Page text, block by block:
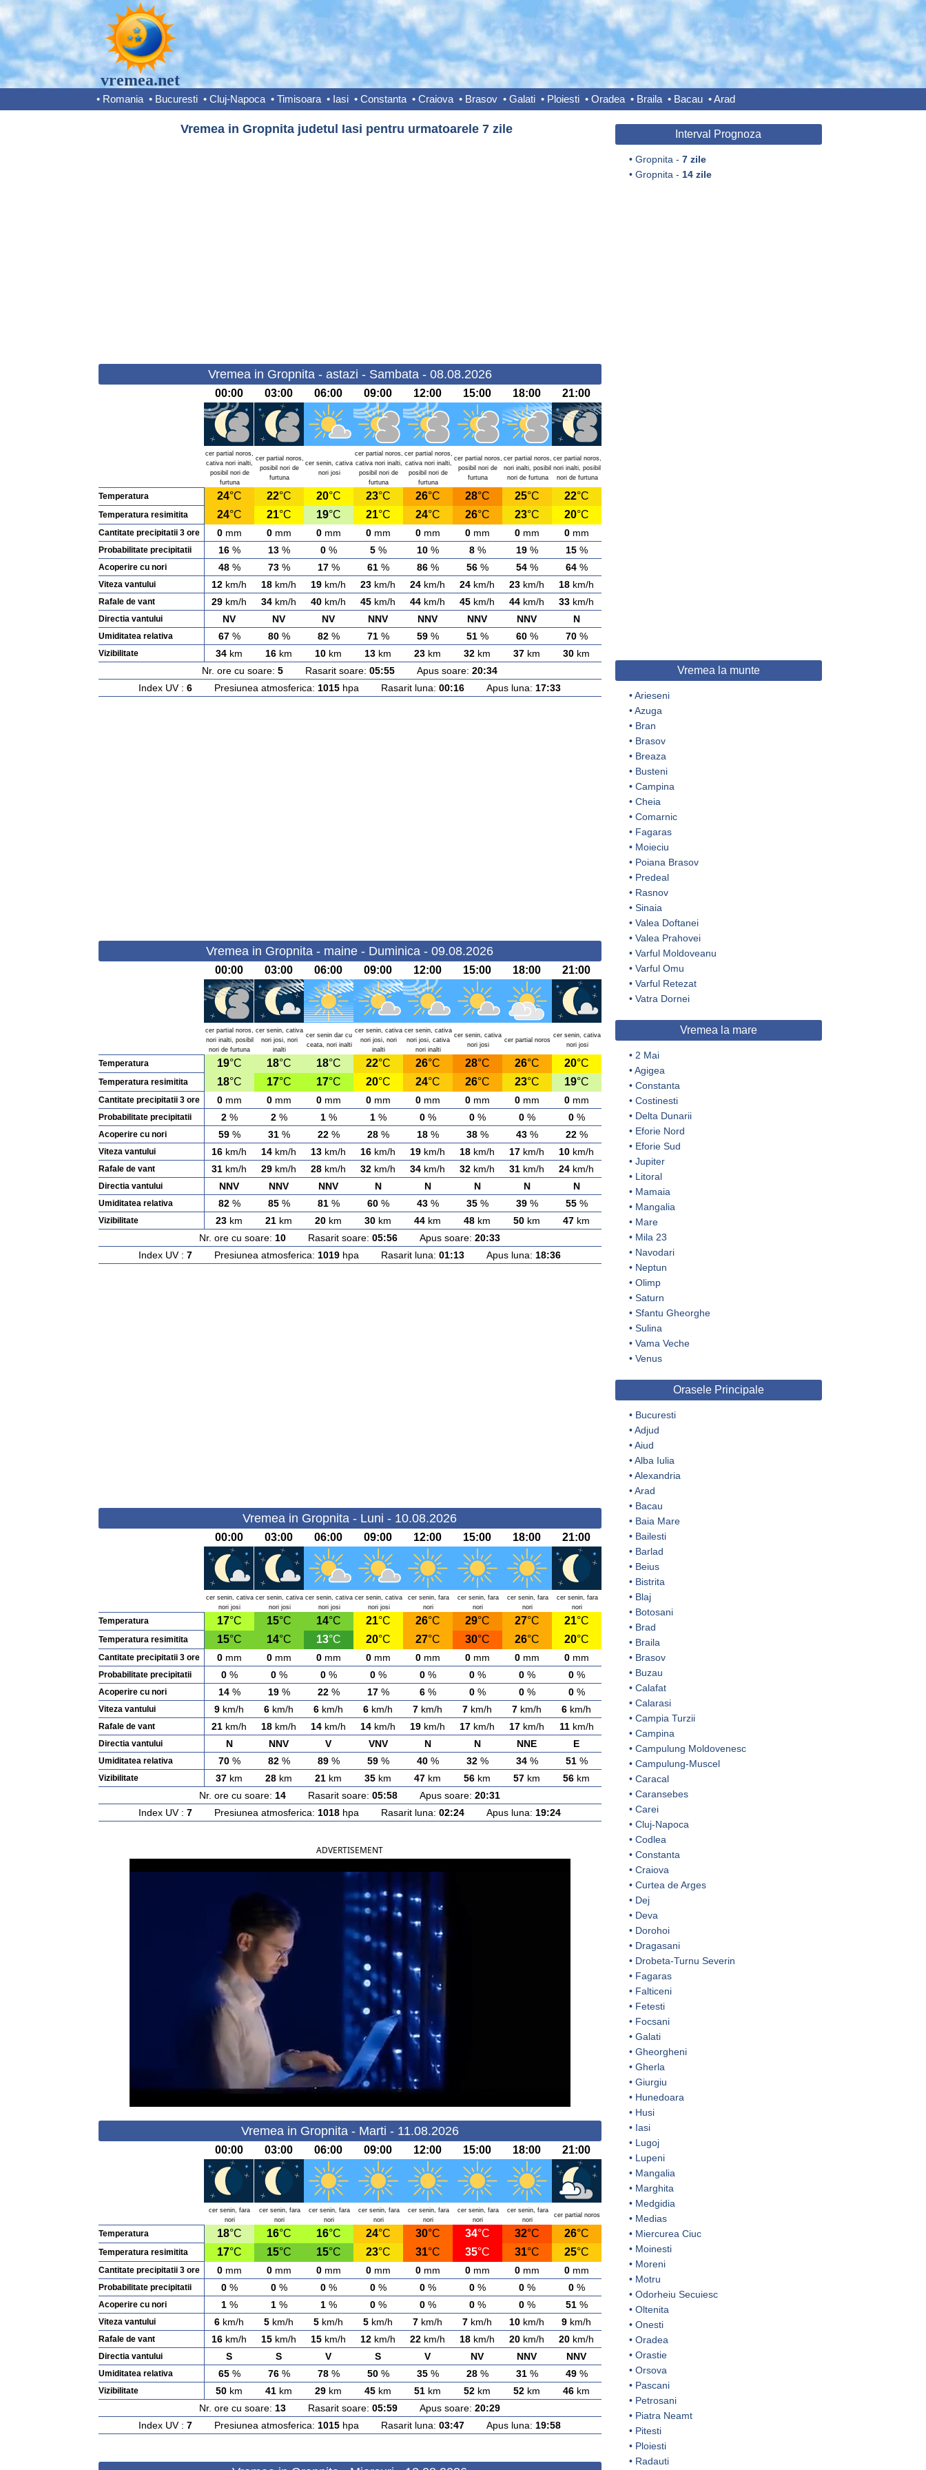
vremea.net
• Romania • Bucuresti • Cluj-Napoca • Timisoara • Iasi • Constanta • Craiova • Brasov • Galati • Ploiesti • Oradea • Braila • Bacau •Arad
Vremea in Gropnita judetul Iasi pentru urmatoarele 7 zile
Vremea in Gropnita - astazi - Sambata - 08.08.2026
00:00 03:00 06:00 09:00 12:00 15:00 18:00 21:00
cer partial noros,
cativa nori inalti,
posibil nori de
furtuna
cer partial noros,
posibil nori de
furtuna
cer senin, cativa
nori josi
cer partial noros,
cativa nori inalti,
posibil nori de
furtuna
cer partial noros,
cativa nori inalti,
posibil nori de
furtuna
cer partial noros,
posibil nori de
furtuna
cer partial noros,
nori inalti, posibil
nori de furtuna
cer partial noros,
nori inalti, posibil
nori de furtuna
Temperatura 24°C 22°C 20°C 23°C 26°C 28°C 25°C 22°C
Temperatura resimitita 24°C 21°C 19°C 21°C 24°C 26°C 23°C 20°C
Cantitate precipitatii 3 ore 0mm 0mm 0mm 0mm 0mm 0mm 0mm 0mm
Probabilitate precipitatii 16% 13% 0% 5% 10% 8% 19% 15%
Acoperire cu nori 48% 73% 17% 61% 86% 56% 54% 64%
Viteza vantului 12 km/h 18 km/h 19 km/h 23 km/h 24 km/h 24 km/h 23 km/h 18 km/h
Rafale de vant 29 km/h 34 km/h 40 km/h 45 km/h 44 km/h 45 km/h 44 km/h 33 km/h
Directia vantului NV NV NV NNV NNV NNV NNV N
Umiditatea relativa 67% 80% 82% 71% 59% 51% 60% 70%
Vizibilitate 34 km 16 km 10 km 13 km 23 km 32 km 37 km 30 km
Nr. ore cu soare: 5 Rasarit soare: 05:55 Apus soare: 20:34
Index UV : 6 Presiunea atmosferica: 1015 hpa Rasarit luna: 00:16 Apus luna: 17:33
Vremea in Gropnita - maine - Duminica - 09.08.2026
00:00 03:00 06:00 09:00 12:00 15:00 18:00 21:00
cer partial noros,
nori inalti, posibil
nori de furtuna
cer senin, cativa
nori josi, nori
inalti
cer senin dar cu
ceata, nori inalti
cer senin, cativa
nori josi, nori
inalti
cer senin, cativa
nori josi, cativa
nori inalti
cer senin, cativa
nori josi
cer partial noros
cer senin, cativa
nori josi
Temperatura 19°C 18°C 18°C 22°C 26°C 28°C 26°C 20°C
Temperatura resimitita 18°C 17°C 17°C 20°C 24°C 26°C 23°C 19°C
Cantitate precipitatii 3 ore 0mm 0mm 0mm 0mm 0mm 0mm 0mm 0mm
Probabilitate precipitatii 2% 2% 1% 1% 0% 0% 0% 0%
Acoperire cu nori 59% 31% 22% 28% 18% 38% 43% 22%
Viteza vantului 16 km/h 14 km/h 13 km/h 16 km/h 19 km/h 18 km/h 17 km/h 10 km/h
Rafale de vant 31 km/h 29 km/h 28 km/h 32 km/h 34 km/h 32 km/h 31 km/h 24 km/h
Directia vantului NNV NNV NNV N N N N N
Umiditatea relativa 82% 85% 81% 60% 43% 35% 39% 55%
Vizibilitate 23 km 21 km 20 km 30 km 44 km 48 km 50 km 47 km
Nr. ore cu soare: 10 Rasarit soare: 05:56 Apus soare: 20:33
Index UV : 7 Presiunea atmosferica: 1019 hpa Rasarit luna: 01:13 Apus luna: 18:36
Vremea in Gropnita - Luni - 10.08.2026
00:00 03:00 06:00 09:00 12:00 15:00 18:00 21:00
cer senin, cativa
nori josi
cer senin, cativa
nori josi
cer senin, cativa
nori josi
cer senin, cativa
nori josi
cer senin, fara
nori
cer senin, fara
nori
cer senin, fara
nori
cer senin, fara
nori
Temperatura 17°C 15°C 14°C 21°C 26°C 29°C 27°C 21°C
Temperatura resimitita 15°C 14°C 13°C 20°C 27°C 30°C 26°C 20°C
Cantitate precipitatii 3 ore 0mm 0mm 0mm 0mm 0mm 0mm 0mm 0mm
Probabilitate precipitatii 0% 0% 0% 0% 0% 0% 0% 0%
Acoperire cu nori 14% 19% 22% 17% 6% 0% 0% 0%
Viteza vantului 9 km/h 6 km/h 6 km/h 6 km/h 7 km/h 7 km/h 7 km/h 6 km/h
Rafale de vant 21 km/h 18 km/h 14 km/h 14 km/h 19 km/h 17 km/h 17 km/h 11km/h
Directia vantului N NNV V VNV N N NNE E
Umiditatea relativa 70% 82% 89% 59% 40% 32% 34% 51%
Vizibilitate 37 km 28 km 21 km 35 km 47 km 56 km 57 km 56 km
Nr. ore cu soare: 14 Rasarit soare: 05:58 Apus soare: 20:31
Index UV : 7 Presiunea atmosferica: 1018 hpa Rasarit luna: 02:24 Apus luna: 19:24
ADVERTISEMENT
Vremea in Gropnita - Marti - 11.08.2026
00:00 03:00 06:00 09:00 12:00 15:00 18:00 21:00
cer senin, fara
nori
cer senin, fara
nori
cer senin, fara
nori
cer senin, fara
nori
cer senin, fara
nori
cer senin, fara
nori
cer senin, fara
nori
cer partial noros
Temperatura 18°C 16°C 16°C 24°C 30°C 34°C 32°C 26°C
Temperatura resimitita 17°C 15°C 15°C 23°C 31°C 35°C 31°C 25°C
Cantitate precipitatii 3 ore 0mm 0mm 0mm 0mm 0mm 0mm 0mm 0mm
Probabilitate precipitatii 0% 0% 0% 0% 0% 0% 0% 0%
Acoperire cu nori 1% 1% 1% 0% 0% 0% 0% 51%
Viteza vantului 6 km/h 5 km/h 5 km/h 5 km/h 7 km/h 7 km/h 10 km/h 9 km/h
Rafale de vant 16 km/h 15 km/h 15 km/h 12 km/h 22 km/h 18 km/h 20 km/h 20 km/h
Directia vantului S S V S V NV NNV NNV
Umiditatea relativa 65% 76% 78% 50% 35% 28% 31% 49%
Vizibilitate 50 km 41 km 29 km 45 km 51 km 52 km 52 km 46 km
Nr. ore cu soare: 13 Rasarit soare: 05:59 Apus soare: 20:29
Index UV : 7 Presiunea atmosferica: 1015 hpa Rasarit luna: 03:47 Apus luna: 19:58
Interval Prognoza
• Gropnita - 7 zile
• Gropnita - 14 zile
Vremea la munte
•Arieseni
•Azuga
• Bran
• Brasov
• Breaza
• Busteni
• Campina
• Cheia
• Comarnic
• Fagaras
• Moieciu
• Poiana Brasov
• Predeal
• Rasnov
• Sinaia
• Valea Doftanei
• Valea Prahovei
• Varful Moldoveanu
• Varful Omu
• Varful Retezat
• Vatra Dornei
Vremea la mare
• 2 Mai
•Agigea
• Constanta
• Costinesti
• Delta Dunarii
• Eforie Nord
• Eforie Sud
• Jupiter
• Litoral
• Mamaia
• Mangalia
• Mare
• Mila 23
• Navodari
• Neptun
• Olimp
• Saturn
• Sfantu Gheorghe
• Sulina
• Vama Veche
• Venus
Orasele Principale
• Bucuresti
•Adjud
•Aiud
•Alba Iulia
•Alexandria
•Arad
• Bacau
• Baia Mare
• Bailesti
• Barlad
• Beius
• Bistrita
• Blaj
• Botosani
• Brad
• Braila
• Brasov
• Buzau
• Calafat
• Calarasi
• Campia Turzii
• Campina
• Campulung Moldovenesc
• Campulung-Muscel
• Caracal
• Caransebes
• Carei
• Cluj-Napoca
• Codlea
• Constanta
• Craiova
• Curtea de Arges
• Dej
• Deva
• Dorohoi
• Dragasani
• Drobeta-Turnu Severin
• Fagaras
• Falticeni
• Fetesti
• Focsani
• Galati
• Gheorgheni
• Gherla
• Giurgiu
• Hunedoara
• Husi
• Iasi
• Lugoj
• Lupeni
• Mangalia
• Marghita
• Medgidia
• Medias
• Miercurea Ciuc
• Moinesti
• Moreni
• Motru
• Odorheiu Secuiesc
• Oltenita
• Onesti
• Oradea
• Orastie
• Orsova
• Pascani
• Petrosani
• Piatra Neamt
• Pitesti
• Ploiesti
• Radauti